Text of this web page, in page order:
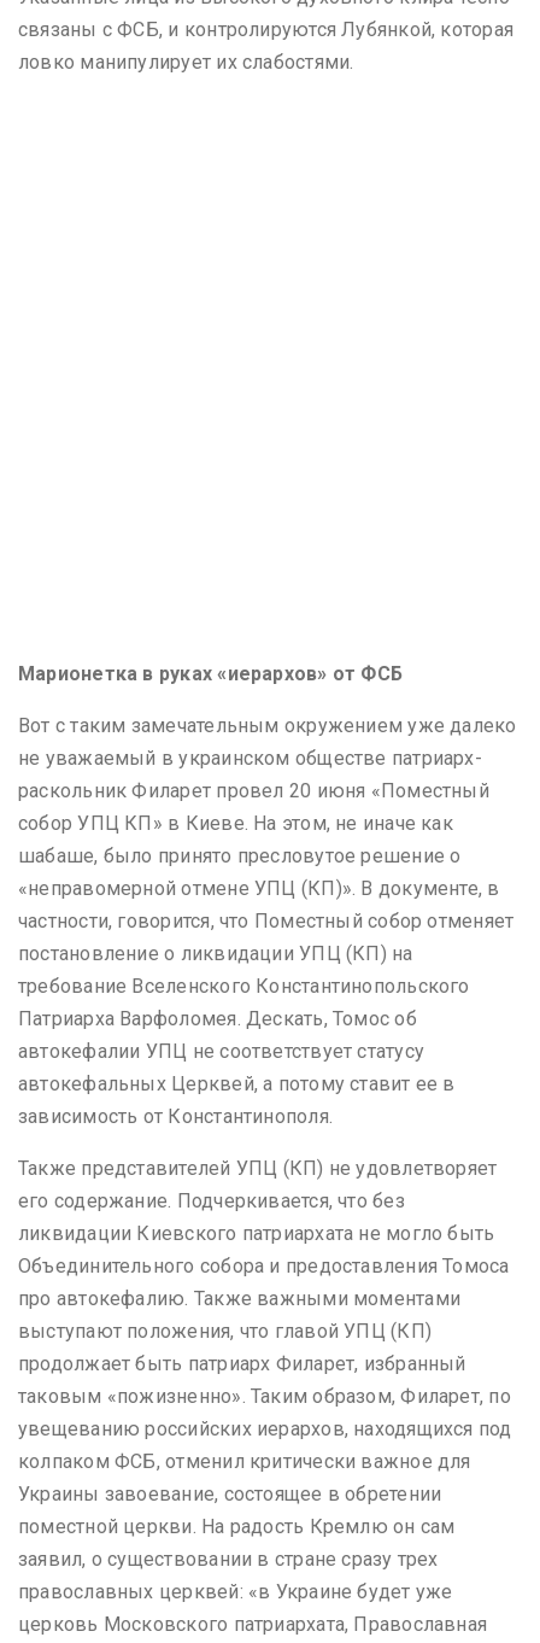
связаны с ФСБ, и контролируются Лубянкой, которая
ловко манипулирует их слабостями.
Марионетка в руках «иерархов» от ФСБ
Вот с таким замечательным окружением уже далеко
не уважаемый в украинском обществе патриарх-
раскольник Филарет провел 20 июня «Поместный
собор УПЦ КП» в Киеве. На этом, не иначе как
шабаше, было принято пресловутое решение о
«неправомерной отмене УПЦ (КП)». В документе, в
частности, говорится, что Поместный собор отменяет
постановление о ликвидации УПЦ (КП) на
требование Вселенского Константинопольского
Патриарха Варфоломея. Дескать, Томос об
автокефалии УПЦ не соответствует статусу
автокефальных Церквей, а потому ставит ее в
зависимость от Константинополя.
Также представителей УПЦ (КП) не удовлетворяет
его содержание. Подчеркивается, что без
ликвидации Киевского патриархата не могло быть
Объединительного собора и предоставления Томоса
про автокефалию. Также важными моментами
выступают положения, что главой УПЦ (КП)
продолжает быть патриарх Филарет, избранный
таковым «пожизненно». Таким образом, Филарет, по
увещеванию российских иерархов, находящихся под
колпаком ФСБ, отменил критически важное для
Украины завоевание, состоящее в обретении
поместной церкви. На радость Кремлю он сам
заявил, о существовании в стране сразу трех
православных церквей: «в Украине будет уже
церковь Московского патриархата, Православная